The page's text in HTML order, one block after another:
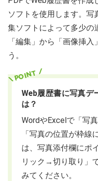
ソフトを使用します。
集ソフトによって多少の
「編集」から「画像挿
う。
Web履歴書に写真デ
は？
WordやExcelで「写
「写真の位置が枠線
は、写真添付欄にポ
リック→切り取り」
みてください。